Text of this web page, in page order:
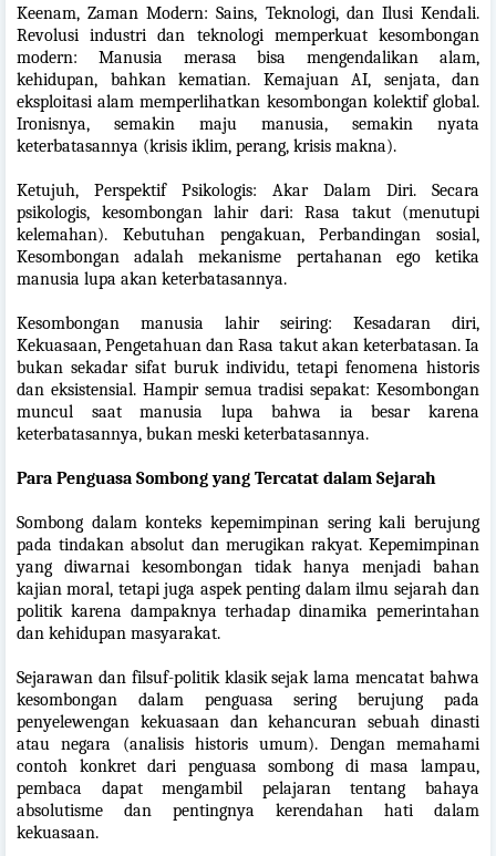
Keenam, Zaman Modern: Sains, Teknologi, dan Ilusi Kendali.
Revolusi industri dan teknologi memperkuat kesombongan
modern: Manusia merasa bisa mengendalikan alam,
kehidupan, bahkan kematian. Kemajuan AI, senjata, dan
eksploitasi alam memperlihatkan kesombongan kolektif global.
Ironisnya, semakin maju manusia, semakin nyata
keterbatasannya (krisis iklim, perang, krisis makna).
Ketujuh, Perspektif Psikologis: Akar Dalam Diri. Secara
psikologis, kesombongan lahir dari: Rasa takut (menutupi
kelemahan). Kebutuhan pengakuan, Perbandingan sosial,
Kesombongan adalah mekanisme pertahanan ego ketika
manusia lupa akan keterbatasannya.
Kesombongan manusia lahir seiring: Kesadaran diri,
Kekuasaan, Pengetahuan dan Rasa takut akan keterbatasan. Ia
bukan sekadar sifat buruk individu, tetapi fenomena historis
dan eksistensial. Hampir semua tradisi sepakat: Kesombongan
muncul saat manusia lupa bahwa ia besar karena
keterbatasannya, bukan meski keterbatasannya.
Para Penguasa Sombong yang Tercatat dalam Sejarah
Sombong dalam konteks kepemimpinan sering kali berujung
pada tindakan absolut dan merugikan rakyat. Kepemimpinan
yang diwarnai kesombongan tidak hanya menjadi bahan
kajian moral, tetapi juga aspek penting dalam ilmu sejarah dan
politik karena dampaknya terhadap dinamika pemerintahan
dan kehidupan masyarakat.
Sejarawan dan filsuf-politik klasik sejak lama mencatat bahwa
kesombongan dalam penguasa sering berujung pada
penyelewengan kekuasaan dan kehancuran sebuah dinasti
atau negara (analisis historis umum). Dengan memahami
contoh konkret dari penguasa sombong di masa lampau,
pembaca dapat mengambil pelajaran tentang bahaya
absolutisme dan pentingnya kerendahan hati dalam
kekuasaan.